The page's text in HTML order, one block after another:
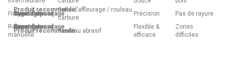
Finition
Grille d’affleurage / rouleau
carbure
Précision
Pas de rayure
Retouche
manuelle
Rouleau abrasif
Flexible &
efficace
Zones
difficiles